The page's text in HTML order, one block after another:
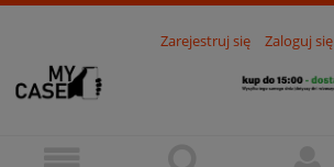
Zarejestruj się Zaloguj się